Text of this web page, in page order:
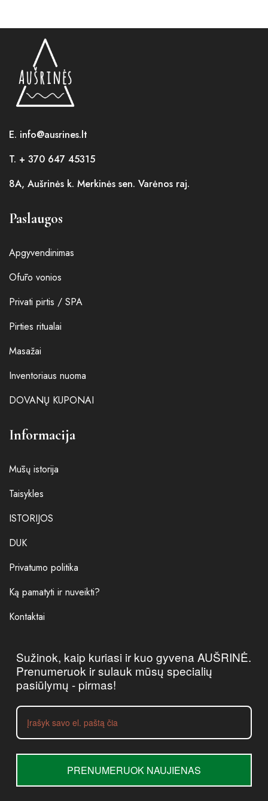
E. info@ausrines.lt
T. + 370 647 45315
8A, Aušrinės k. Merkinės sen. Varėnos raj.
Paslaugos
Apgyvendinimas
Ofūro vonios
Privati pirtis / SPA
Pirties ritualai
Masažai
Inventoriaus nuoma
DOVANŲ KUPONAI
Informacija
Mūsų istorija
Taisykles
ISTORIJOS
DUK
Privatumo politika
Ką pamatyti ir nuveikti?
Kontaktai
Sužinok, kaip kuriasi ir kuo gyvena AUŠRINĖ.
Prenumeruok ir sulauk mūsų specialių
pasiūlymų - pirmas!
PRENUMERUOK NAUJIENAS